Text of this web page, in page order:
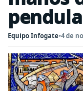
Equipo Infogate•4 de